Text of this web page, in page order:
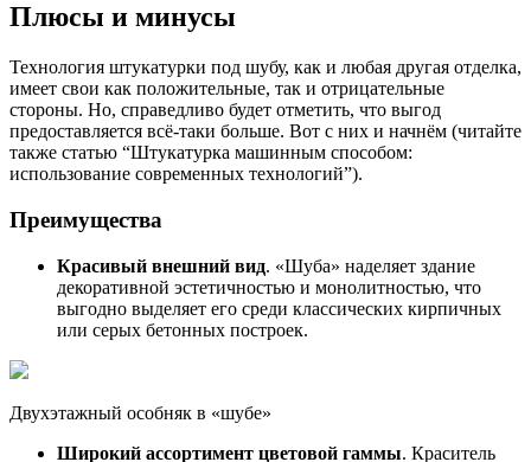
Плюсы и минусы
Технология штукатурки под шубу, как и любая другая отделка,
имеет свои как положительные, так и отрицательные
стороны. Но, справедливо будет отметить, что выгод
предоставляется всё-таки больше. Вот с них и начнём (читайте
также статью “Штукатурка машинным способом:
использование современных технологий”).
Преимущества
Красивый внешний вид. «Шуба» наделяет здание
декоративной эстетичностью и монолитностью, что
выгодно выделяет его среди классических кирпичных
или серых бетонных построек.
Двухэтажный особняк в «шубе»
Широкий ассортимент цветовой гаммы. Краситель